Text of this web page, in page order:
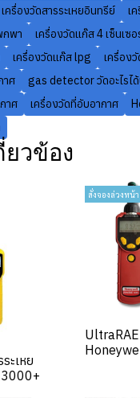
เครื่องวัดสารระเหยอินทรีย์
เ
กพา
เครื่องวัดแก๊ส 4 เซ็นเซอ
เครื่องวัดแก๊ส lpg
เครื่อง
าศ
gas detector วัดอะไรไ
าศ
เครื่องวัดที่อับอากาศ
วข้อง
ะเหย
สั่งจองล่วงหน้า